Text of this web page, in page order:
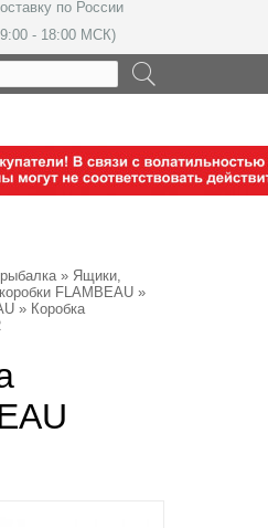
по России
- 18:00 МСК)
» Ящики,
FLAMBEAU »
» Коробка